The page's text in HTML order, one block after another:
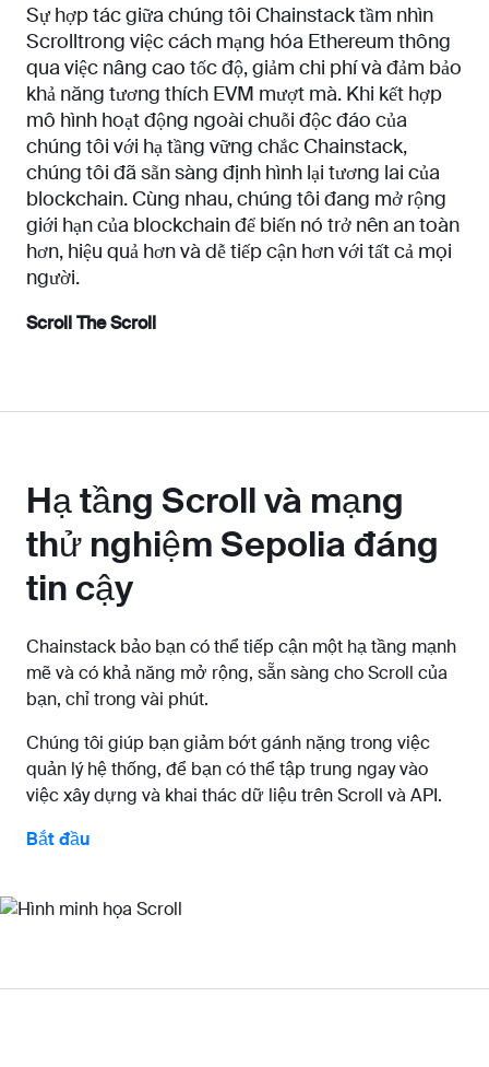
Sự hợp tác giữa chúng tôi Chainstack tầm nhìn
Scrolltrong việc cách mạng hóa Ethereum thông
qua việc nâng cao tốc độ, giảm chi phí và đảm bảo
khả năng tương thích EVM mượt mà. Khi kết hợp
mô hình hoạt động ngoài chuỗi độc đáo của
chúng tôi với hạ tầng vững chắc Chainstack,
chúng tôi đã sẵn sàng định hình lại tương lai của
blockchain. Cùng nhau, chúng tôi đang mở rộng
giới hạn của blockchain để biến nó trở nên an toàn
hơn, hiệu quả hơn và dễ tiếp cận hơn với tất cả mọi
người.
Scroll The Scroll
Hạ tầng Scroll và mạng
thử nghiệm Sepolia đáng
tin cậy
Chainstack bảo bạn có thể tiếp cận một hạ tầng mạnh
mẽ và có khả năng mở rộng, sẵn sàng cho Scroll của
bạn, chỉ trong vài phút.
Chúng tôi giúp bạn giảm bớt gánh nặng trong việc
quản lý hệ thống, để bạn có thể tập trung ngay vào
việc xây dựng và khai thác dữ liệu trên Scroll và API.
Bắt đầu